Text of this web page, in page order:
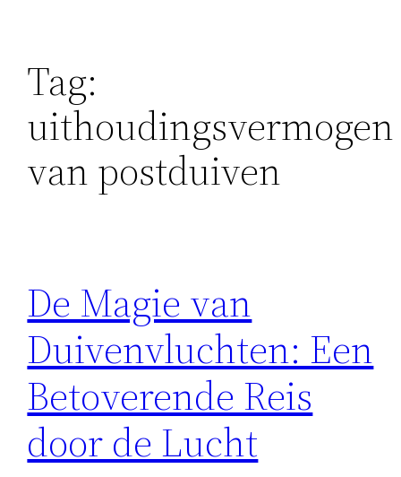
Tag:
uithoudingsvermogen
van postduiven
De Magie van
Duivenvluchten: Een
Betoverende Reis
door de Lucht